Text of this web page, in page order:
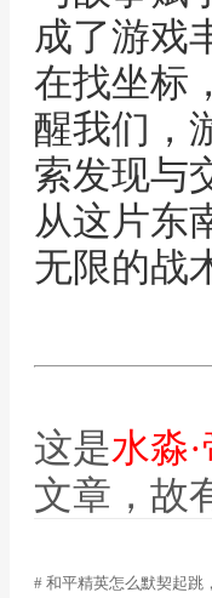
成了游戏
在找坐标
醒我们，
索发现与
从这片东
无限的战
这是水淼
文章，故
# 和平精英怎么默契起跳